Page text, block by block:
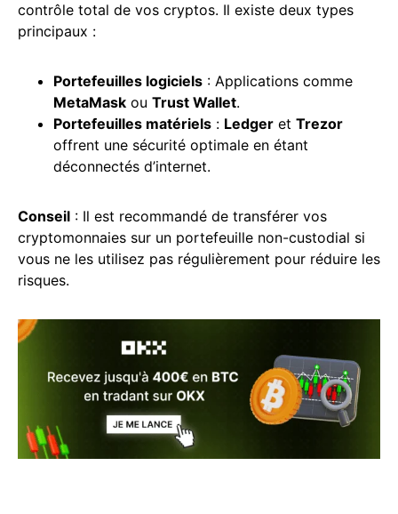
contrôle total de vos cryptos. Il existe deux types
principaux :
Portefeuilles logiciels : Applications comme
MetaMask ou Trust Wallet.
Portefeuilles matériels : Ledger et Trezor
offrent une sécurité optimale en étant
déconnectés d’internet.
Conseil : Il est recommandé de transférer vos
cryptomonnaies sur un portefeuille non-custodial si
vous ne les utilisez pas régulièrement pour réduire les
risques.